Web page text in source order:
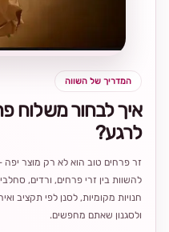
המדריך של השווה
איך לבחור משלוח
לרגע?
זר פרחים טוב הוא לא רק מוצר
להשוות בין זרי פרחים, ורדים,
חנויות מקומיות, לסנן לפי תקציב
ולסגנון שאתם מחפשים.